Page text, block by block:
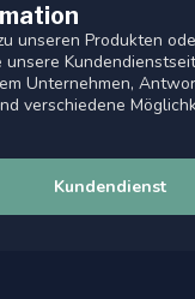
unseren Produkten
Unternehmen,
verschiedene
Kundendienst